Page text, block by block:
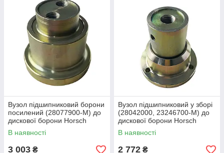
Вузол підшипниковий борони
посилений (28077900-M) до
дискової борони Horsch
В наявності
3 003 ₴
Вузол підшипниковий у зборі
(28042000, 23246700-M) до
дискової борони Horsch
В наявності
2 772 ₴